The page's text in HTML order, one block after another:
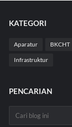
KATEGORI
Aparatur BKCHT
Infrastruktur
PENCARIAN